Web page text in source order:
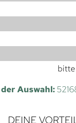
Auswahl:
DEINE